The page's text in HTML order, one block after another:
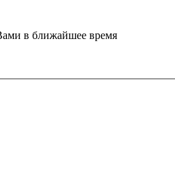
в ближайшее время